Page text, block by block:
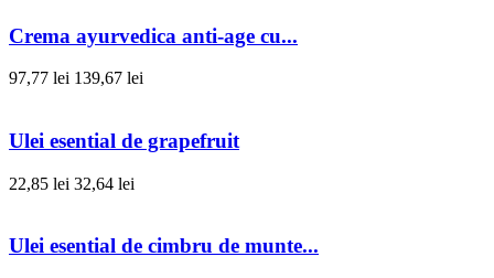
Crema ayurvedica anti-age cu...
97,77 lei 139,67 lei
Ulei esential de grapefruit
22,85 lei 32,64 lei
Ulei esential de cimbru de munte...